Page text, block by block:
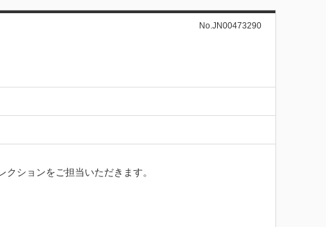
No.JN00473290
ションをご担当いただきます。